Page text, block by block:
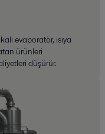
evaporatör, ısıya
ürünleri
düşürür.